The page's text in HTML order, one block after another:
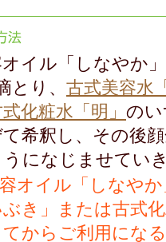
オイル「しなやか
とり、 古式美容水
化粧水「明」 の
希釈し、その後
になじませていき
オイル「しなや
ぶき」または古式
からご利用にな